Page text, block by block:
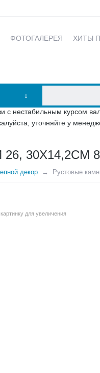
ФОТОГАЛЕРЕЯ ХИТЫ
нестабильным курсом
уточняйте у
30Х14,2СМ
декор Рустовые
для увеличения